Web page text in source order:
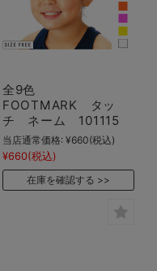
全9色
FOOTMARK タッ
チ ネーム 101115
当店通常価格: ¥660(税込)
¥660(税込)
在庫を確認する